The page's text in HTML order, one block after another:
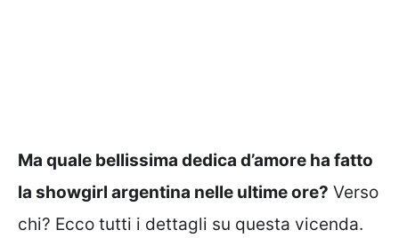
Ma quale bellissima dedica d’amore ha fatto
la showgirl argentina nelle ultime ore? Verso
chi? Ecco tutti i dettagli su questa vicenda.